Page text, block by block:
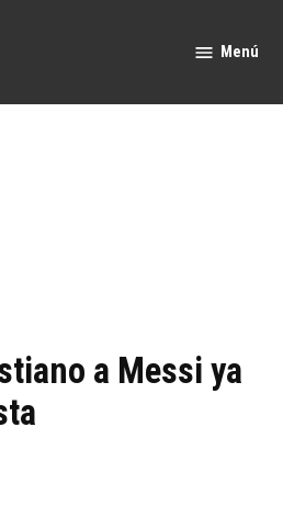
Menú
a Messi ya